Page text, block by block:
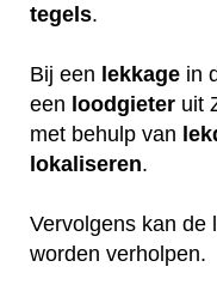
tegels.
Bij een lekkage in
een loodgieter uit
met behulp van
lokaliseren.
Vervolgens kan de
worden verholpen.